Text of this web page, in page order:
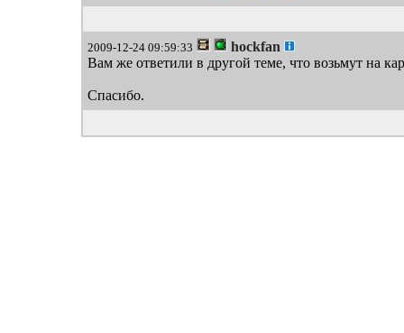
2009-12-24 09:59:33
hockfan
Вам же ответили в другой теме, что возьмут на
Спасибо.